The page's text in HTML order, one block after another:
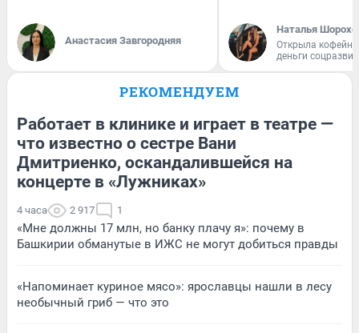
Анастасия Завгородняя
Наталья
Открыла
деньги
РЕКОМЕНДУЕМ
Работает в клинике и играет в театре —
что известно о сестре Вани
Дмитриенко, оскандалившейся на
концерте в «Лужниках»
4 часа 2 917 1
«Мне должны 17 млн, но банку плачу я»: почему в
Башкирии обманутые в ИЖС не могут добиться правды
«Напоминает куриное мясо»: ярославцы нашли в лесу
необычный гриб — что это